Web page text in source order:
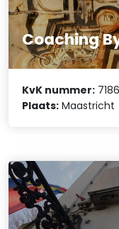
Coaching
KvK nummer:
Plaats: Maastricht